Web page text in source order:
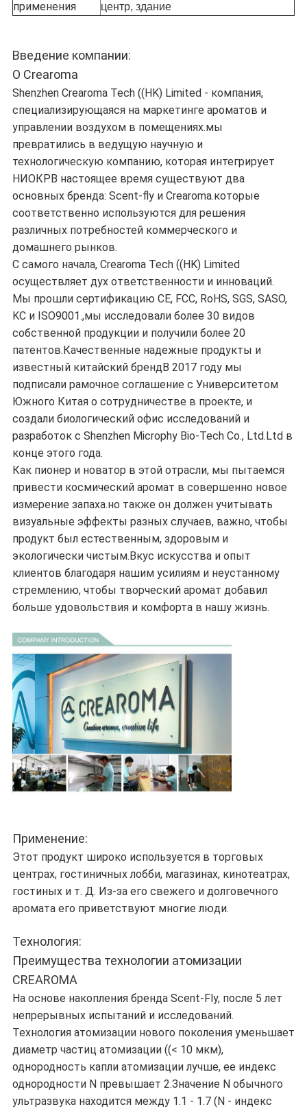
применения центр, здание
Введение компании:
О Crearoma
Shenzhen Crearoma Tech ((HK) Limited - компания,
специализирующаяся на маркетинге ароматов и
управлении воздухом в помещениях.мы
превратились в ведущую научную и
технологическую компанию, которая интегрирует
НИОКРВ настоящее время существуют два
основных бренда: Scent-fly и Crearoma.которые
соответственно используются для решения
различных потребностей коммерческого и
домашнего рынков.
С самого начала, Crearoma Tech ((HK) Limited
осуществляет дух ответственности и инноваций.
Мы прошли сертификацию CE, FCC, RoHS, SGS, SASO,
KC и ISO9001.,мы исследовали более 30 видов
собственной продукции и получили более 20
патентов.Качественные надежные продукты и
известный китайский брендВ 2017 году мы
подписали рамочное соглашение с Университетом
Южного Китая о сотрудничестве в проекте, и
создали биологический офис исследований и
разработок с Shenzhen Microphy Bio-Tech Co., Ltd.Ltd в
конце этого года.
Как пионер и новатор в этой отрасли, мы пытаемся
привести космический аромат в совершенно новое
измерение запаха.но также он должен учитывать
визуальные эффекты разных случаев, важно, чтобы
продукт был естественным, здоровым и
экологически чистым.Вкус искусства и опыт
клиентов благодаря нашим усилиям и неустанному
стремлению, чтобы творческий аромат добавил
больше удовольствия и комфорта в нашу жизнь.
Применение:
Этот продукт широко используется в торговых
центрах, гостиничных лобби, магазинах, кинотеатрах,
гостиных и т. Д. Из-за его свежего и долговечного
аромата его приветствуют многие люди.
Технология:
Преимущества технологии атомизации
CREAROMA
На основе накопления бренда Scent-Fly, после 5 лет
непрерывных испытаний и исследований.
Технология атомизации нового поколения уменьшает
диаметр частиц атомизации ((< 10 мкм),
однородность капли атомизации лучше, ее индекс
однородности N превышает 2.Значение N обычного
ультразвука находится между 1.1 - 1.7 (N - индекс